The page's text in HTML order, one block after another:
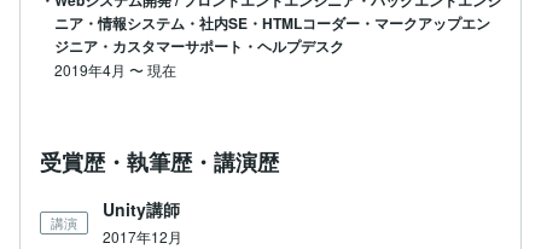
ニア・情報システム・社内SE・HTMLコーダー・マークアップエン
ジニア・カスタマーサポート・ヘルプデスク
2019年4月 〜現在
受賞歴・執筆歴・講演歴
講演
Unity講師
2017年12月